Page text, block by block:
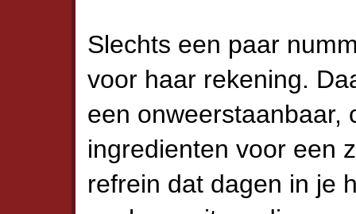
Slechts een paar
voor haar rekening.
een onweerstaanbaar,
ingredienten voor een
refrein dat dagen in je